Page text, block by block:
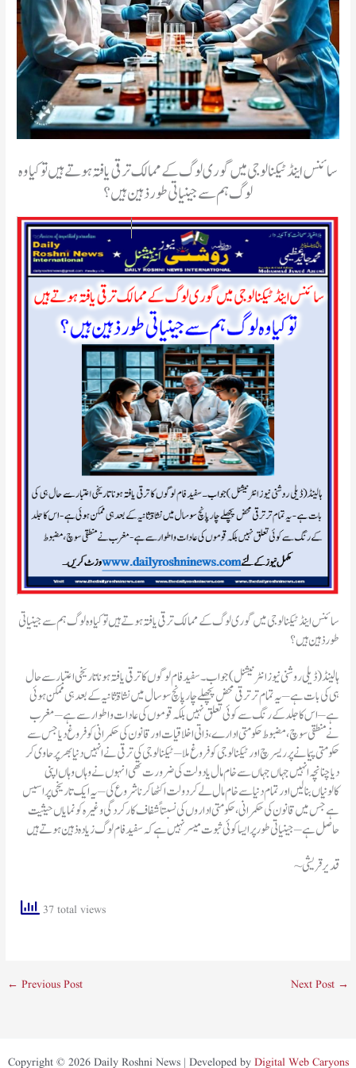
سائنس اینڈ ٹیکنالوجی میں گوری لوگ کے ممالک ترقی یافتہ ہوتے ہیں تو کیا وہ
لوگ ہم سے جینیاتی طور ذہین ہیں ؟
سائنس اینڈ ٹیکنالوجی میں گوری لوگ کے ممالک ترقی یافتہ ہوتے ہیں تو کیا وہ لوگ ہم سے جینیاتی
طور ذہین ہیں ؟
ہالینڈ(ڈیلی روشنی نیوز انٹرنیشنل )جواب۔ سفید فام لوگوں کا ترقی یافتہ ہونا تاریخی اعتبار سے حال
ہی کی بات ہے – یہ تمام تر ترقی محض پچھلے چار پانچ سو سال میں نشاۃِ ثانیہ کے بعد ہی ممکن ہوئی
ہے – اس کا جلد کے رنگ سے کوئی تعلق نہیں بلکہ قوموں کی عادات و اطوار سے ہے – مغرب
نے منطقی سوچ، مضبوط حکومتی ادارے، ذاتی اخلاقیات اور قانون کی حکمرانی کو فروغ دیا جس سے
حکومتی پیمانے پر ریسرچ اور ٹیکنالوجی کو فروغ ملا – ٹیکنالوجی کی ترقی نے انہیں دنیا بھر پر حاوی کر
دیا چنانچہ انہیں جہاں جہاں سے خام مال یا دولت کی ضرورت تھی انہوں نے وہاں وہاں اپنی
کالونیاں بنا لیں اور تمام دنیا سے خام مال لے کر دولت اکٹھا کرنا شروع کی – یہ ایک تاریخی پراسیس
ہے جس میں قانون کی حکمرانی، حکومتی اداروں کی نسبتاً شفاف کارکردگی وغیرہ کو نمایاں حیثیت
حاصل ہے – جینیاتی طور پر ایسا کوئی ثبوت میسر نہیں ہے کہ سفید فام لوگ زیادہ ذہین ہوتے ہیں
~قدیر قریشی
37 total views
← Previous Post Next Post →
Copyright © 2026 Daily Roshni News | Developed by Digital Web Caryons